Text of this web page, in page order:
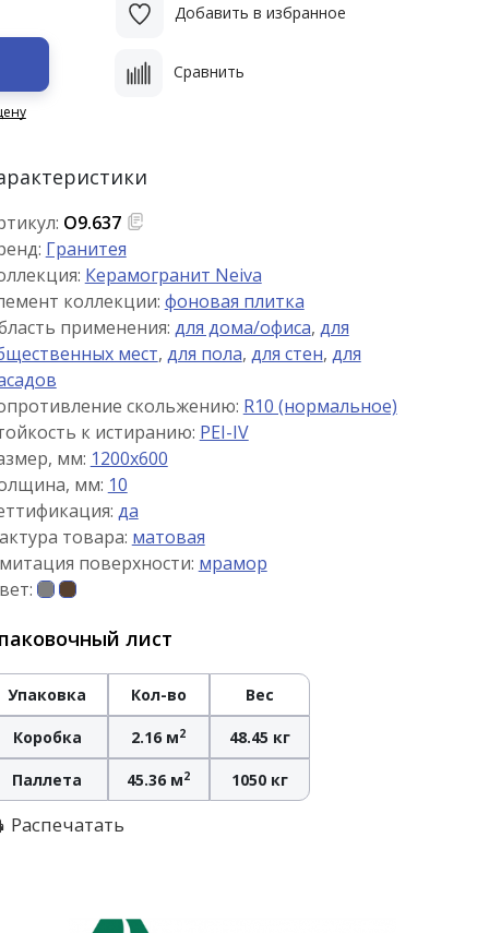
Добавить в избранное
Сравнить
О9.637
Гранитея
Керамогранит Neiva
коллекции: фоновая плитка
применения: для дома/офиса, для
мест, для пола, для стен, для
скольжению: R10 (нормальное)
к истиранию: PEI-IV
мм: 1200x600
мм: 10
да
товара: матовая
поверхности: мрамор
лист
Упаковка Кол-во Вес
Коробка 2.16 м2 48.45 кг
Паллета 45.36 м2 1050 кг
Распечатать